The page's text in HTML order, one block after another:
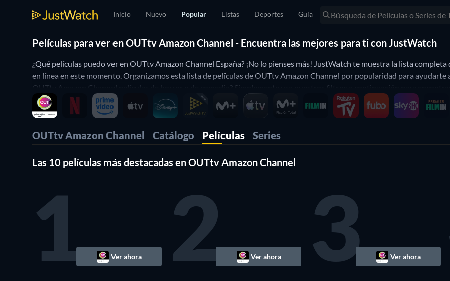
Inicio Nuevo Popular Listas Deportes Guía
Películas para ver en OUTtv Amazon Channel - Encuentra las mejores para ti con JustWatch
¿Qué películas puedo ver en OUTtv Amazon Channel España? ¡No lo pienses más! JustWatch te muestra la lista
en línea en este momento. Organizamos esta lista de películas de OUTtv Amazon Channel por popularidad para ayudarte
OUTtv Amazon Channel películas de horror o de comedia? Simplemente usa nuestros filtros a continuación para
de simple!.
OUTtv Amazon Channel Catálogo Películas Series
Las 10 películas más destacadas en OUTtv Amazon Channel
1 Ver ahora 2 Ver ahora 3 Ver ahora